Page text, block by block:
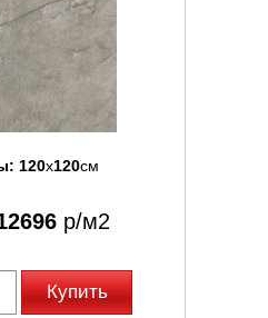
120x120см
р/м2
Купить